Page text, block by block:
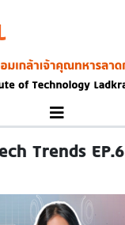
Trends EP.6